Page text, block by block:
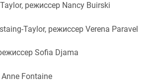
режиссер Nancy Buirski
Taylor, режиссер Verena Paravel
Sofia Djama
Fontaine